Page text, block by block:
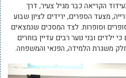
הקריאה כבר מגיל צעיר, דרך
מצעד הספרים, ירידים לציון שבוע
וסופרות. לצד המסכים שנמצאים
ילדים ובני נוער רבים עדיין בוחרים
משגרת הלמידה, הפנאי והמשפחה.